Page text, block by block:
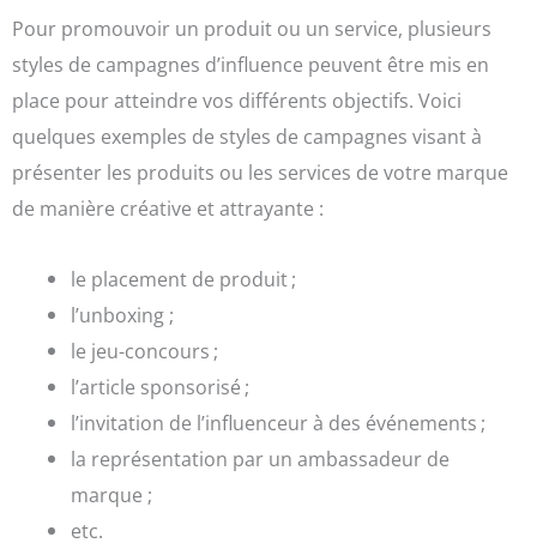
Pour promouvoir un produit ou un service, plusieurs
styles de campagnes d’influence peuvent être mis en
place pour atteindre vos différents objectifs. Voici
quelques exemples de styles de campagnes visant à
présenter les produits ou les services de votre marque
de manière créative et attrayante :
le placement de produit ;
l’unboxing ;
le jeu-concours ;
l’article sponsorisé ;
l’invitation de l’influenceur à des événements ;
la représentation par un ambassadeur de
marque ;
etc.